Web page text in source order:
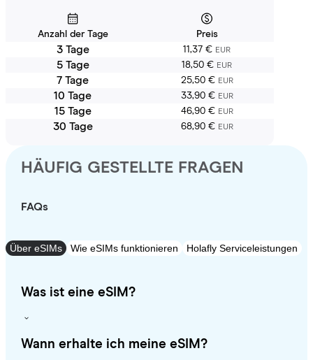
Anzahl der Tage Preis
3 Tage 11,37 € EUR
5 Tage 18,50 € EUR
7 Tage 25,50 € EUR
10 Tage 33,90 € EUR
15 Tage 46,90 € EUR
30 Tage 68,90 € EUR
HÄUFIG GESTELLTE FRAGEN
FAQs
Über eSIMs Wie eSIMs funktionieren Holafly Serviceleistungen
Was ist eine eSIM?
Wann erhalte ich meine eSIM?